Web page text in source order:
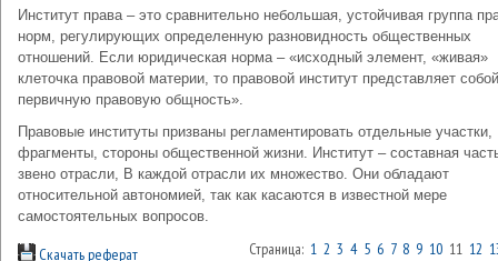
Институт права – это сравнительно небольшая, устойчивая группа
норм, регулирующих определенную разновидность общественных
отношений. Если юридическая норма – «исходный элемент, «живая»
клеточка правовой материи, то правовой институт представляет собой
первичную правовую общность».
Правовые институты призваны регламентировать отдельные участки,
фрагменты, стороны общественной жизни. Институт – составная
звено отрасли, В каждой отрасли их множество. Они обладают
относительной автономией, так как касаются в известной мере
самостоятельных вопросов.
Скачать реферат Страница: 1 2 3 4 5 6 7 8 9 10 11 12